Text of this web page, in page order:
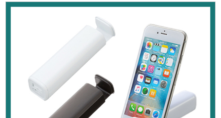
～15,000円 ～20,000円
～50,000円 50,001円～